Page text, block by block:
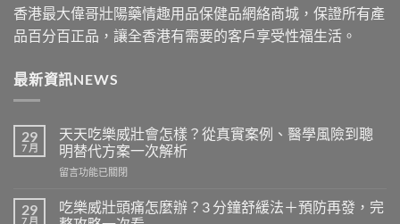
香港最大偉哥壯陽藥情趣用品保健品網絡商城，保證所有產
品百分百正品，讓全香港有需要的客戶享受性福生活。
最新資訊NEWS
29
7 月
天天吃樂威壯會怎樣？從真實案例、醫學風險到聰
明替代方案一次解析
在
天
吃
留言功能已關閉
29
7 月
吃樂威壯頭痛怎麼辦？3 分鐘舒緩法＋預防再發，完